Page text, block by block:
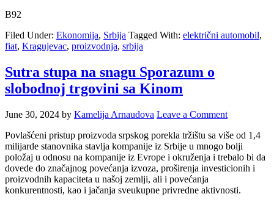
B92
Filed Under: Ekonomija, Srbija Tagged With: električni automobil,
fiat, Kragujevac, proizvodnja, srbija
Sutra stupa na snagu Sporazum o
slobodnoj trgovini sa Kinom
June 30, 2024 by Kamelija Arnaudova Leave a Comment
Povlašćeni pristup proizvoda srpskog porekla tržištu sa više od 1,4
milijarde stanovnika stavlja kompanije iz Srbije u mnogo bolji
položaj u odnosu na kompanije iz Evrope i okruženja i trebalo bi da
dovede do značajnog povećanja izvoza, proširenja investicionih i
proizvodnih kapaciteta u našoj zemlji, ali i povećanja
konkurentnosti, kao i jačanja sveukupne privredne aktivnosti.